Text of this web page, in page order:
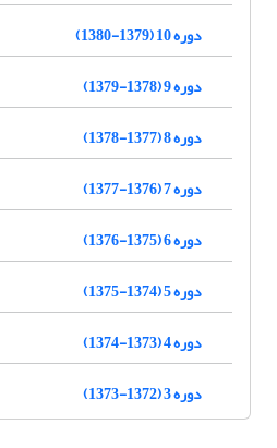
دوره 10 (1379-1380)
دوره 9 (1378-1379)
دوره 8 (1377-1378)
دوره 7 (1376-1377)
دوره 6 (1375-1376)
دوره 5 (1374-1375)
دوره 4 (1373-1374)
دوره 3 (1372-1373)